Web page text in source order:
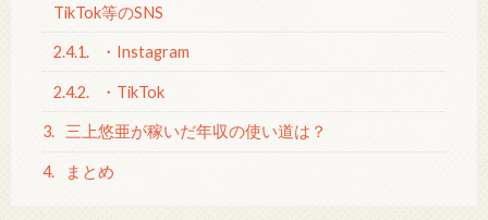
TikTok等のSNS
2.4.1. ・Instagram
2.4.2. ・TikTok
3. 三上悠亜が稼いだ年収の使い道は？
4. まとめ